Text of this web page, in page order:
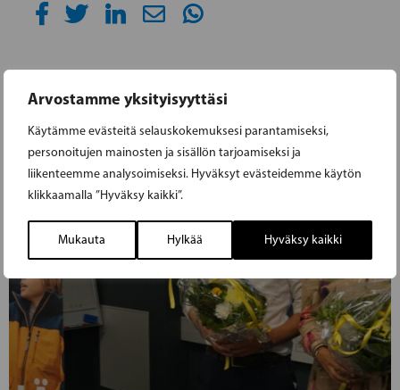
Arvostamme yksityisyyttäsi
Käytämme evästeitä selauskokemuksesi parantamiseksi,
personoitujen mainosten ja sisällön tarjoamiseksi ja
liikenteemme analysoimiseksi. Hyväksyt evästeidemme käytön
klikkaamalla ”Hyväksy kaikki”.
Mukauta Hylkää Hyväksy kaikki